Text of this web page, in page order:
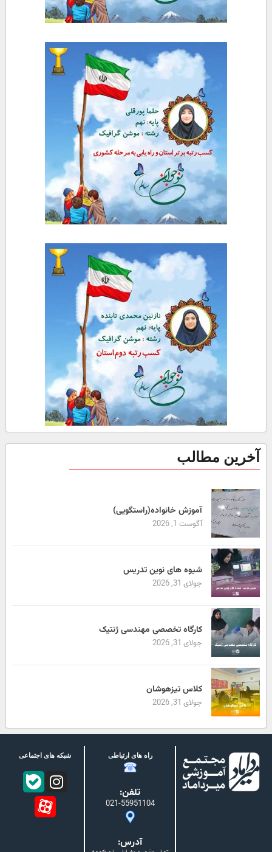
آخرین مطالب
آموزش خانواده(راستگویی)
آگوست 1, 2026
شیوه های نوین تدریس
جولای 31, 2026
کارگاه تخصصی مهندسی ژنتیک
جولای 31, 2026
کلاس تیزهوشان
جولای 31, 2026
راه های ارتباطی
تلفن:
021-55951104
آدرس:
شبکه های اجتماعی